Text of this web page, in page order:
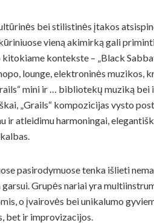
bei stilistinės įtakos
vieną akimirką gali
kontekste – „Black
lounge, elektroninės muzikos,
mini ir … bibliotekų muziką bei
„Grails“ kompozicijas vysto
ir atleidimu harmoningai,
pasirodymuose tenka išlieti
Grupės nariai yra
o įvairovės bei unikalumo
bet ir improvizacijos.